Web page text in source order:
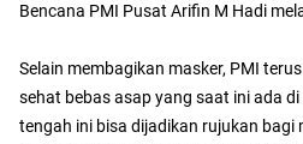
Bencana PMI Pusat Arifin M Hadi
Selain membagikan masker, PMI
sehat bebas asap yang saat ini ada
tengah ini bisa dijadikan rujukan bagi